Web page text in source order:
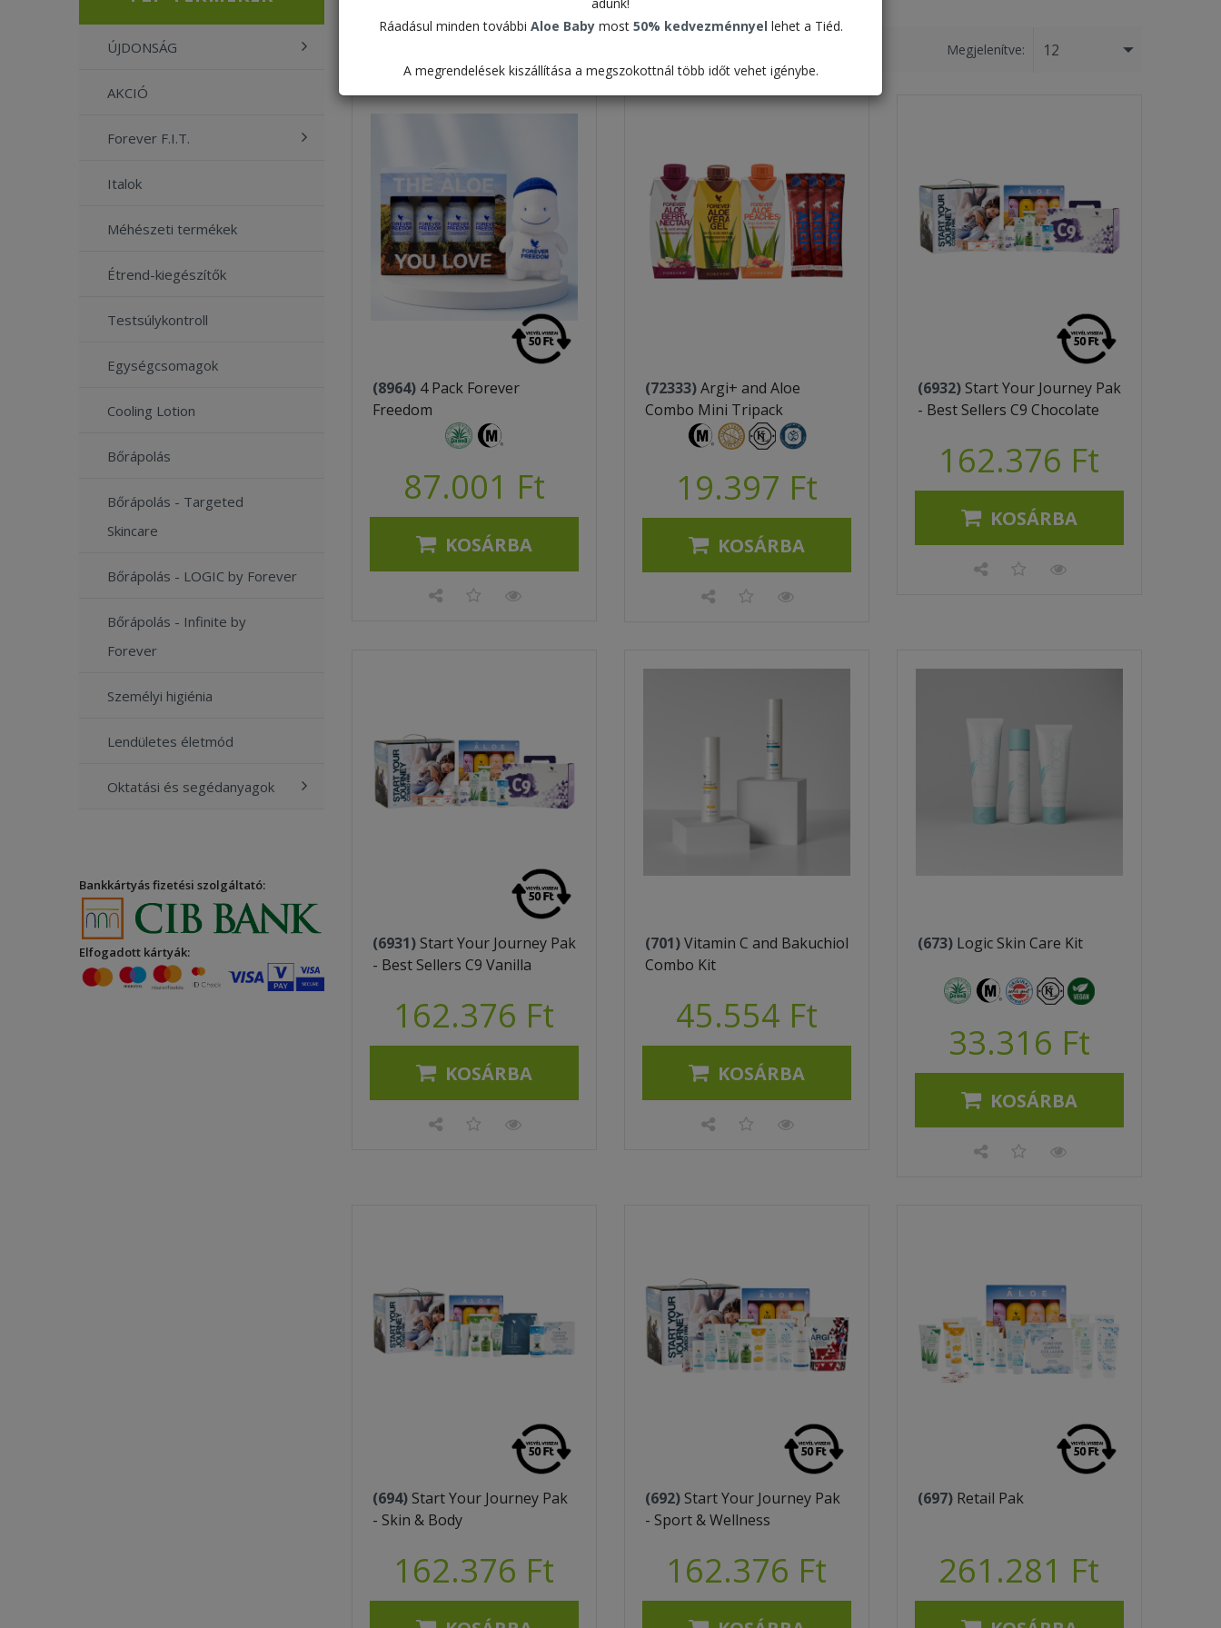
Ráadásul minden további Aloe Babymost 50% kedvezménnyel lehet a Tiéd.
A megrendelések kiszállítása a megszokottnál több időt vehet igénybe.
ÚJDONSÁG
AKCIÓ
Forever F.I.T.
Italok
Méhészeti termékek
Étrend-kiegészítők
Testsúlykontroll
Egységcsomagok
Cooling Lotion
Bőrápolás
Bőrápolás - Targeted
Skincare
Bőrápolás - LOGIC by Forever
Bőrápolás - Infinite by
Forever
Személyi higiénia
Lendületes életmód
Oktatási és segédanyagok
Bankkártyás fizetési szolgáltató:
Elfogadott kártyák:
Megjelenítve: 12
(8964) 4 Pack Forever
Freedom
87.001 Ft
KOSÁRBA
(72333)Argi+ and Aloe
Combo Mini Tripack
19.397 Ft
KOSÁRBA
(6932) Start Your Journey Pak
- Best Sellers C9 Chocolate
162.376 Ft
KOSÁRBA
(6931) Start Your Journey Pak
- Best Sellers C9 Vanilla
162.376 Ft
KOSÁRBA
(701)Vitamin C and Bakuchiol
Combo Kit
45.554 Ft
KOSÁRBA
(673) Logic Skin Care Kit
33.316 Ft
KOSÁRBA
(694) Start Your Journey Pak
- Skin & Body
162.376 Ft
(692) Start Your Journey Pak
- Sport & Wellness
162.376 Ft
(697) Retail Pak
261.281 Ft